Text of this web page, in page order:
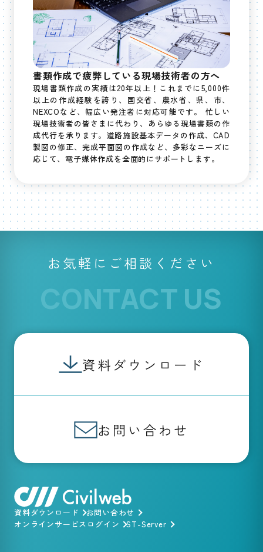
書類作成で疲弊している現場技術者の方へ
現場書類作成の実績は20年以上！これまでに5,000件
以上の作成経験を誇り、国交省、農水省、県、市、
NEXCOなど、幅広い発注者に対応可能です。 忙しい
現場技術者の皆さまに代わり、あらゆる現場書類の作
成代行を承ります。道路施設基本データの作成、CAD
製図の修正、完成平面図の作成など、多彩なニーズに
応じて、電子媒体作成を全面的にサポートします。
CONTACT US
お気軽にご相談ください
資料ダウンロード
お問い合わせ
資料ダウンロード
お問い合わせ
オンラインサービスログイン
ST-Server